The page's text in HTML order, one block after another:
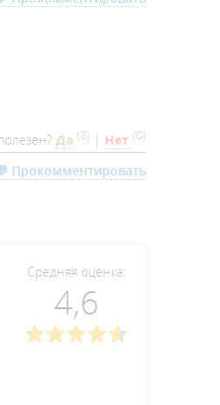
Да (8) | Нет (0)
Прокомментировать
Средняя оценка:
4,6